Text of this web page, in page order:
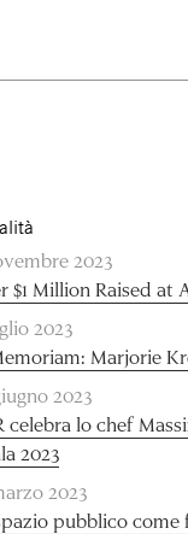
2023
$1 Million Raised at
2023
Marjorie
2023
celebra lo chef
2023
2023
pubblico come